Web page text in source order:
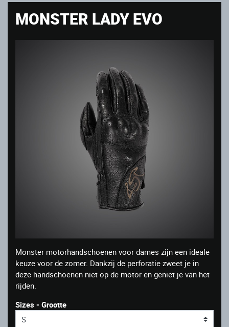
MONSTER LADY EVO
Monster motorhandschoenen voor dames zijn een ideale
keuze voor de zomer. Dankzij de perforatie zweet je in
deze handschoenen niet op de motor en geniet je van het
rijden.
Sizes - Grootte